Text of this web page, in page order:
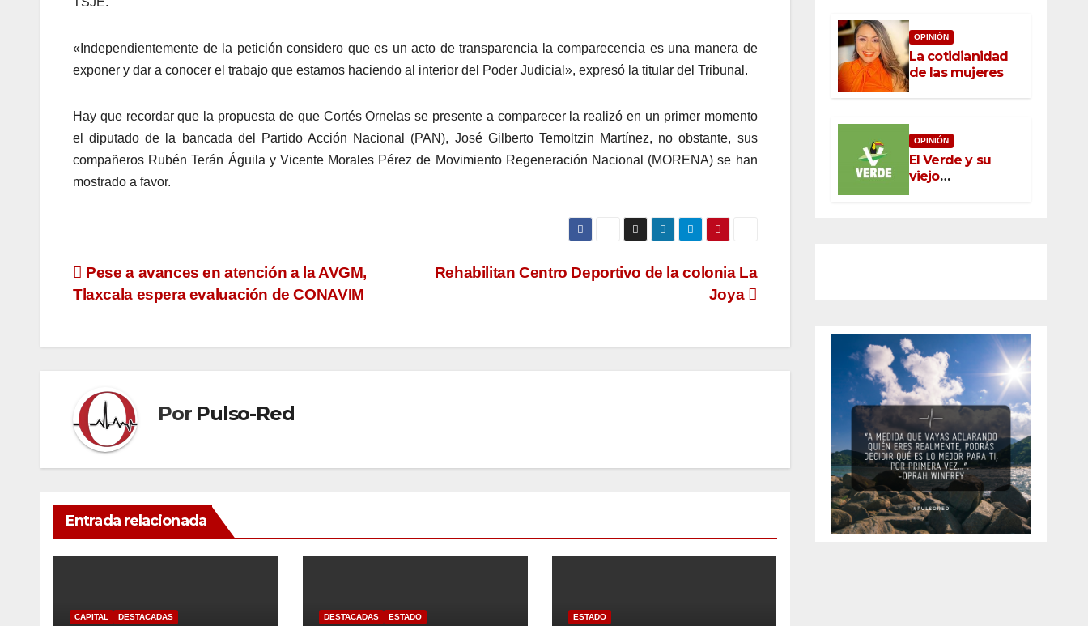
«Independientemente de la petición considero que es un acto de transparencia la comparecencia es una manera de
exponer y dar a conocer el trabajo que estamos haciendo al interior del Poder Judicial», expresó la titular del Tribunal.
Hay que recordar que la propuesta de que Cortés Ornelas se presente a comparecer la realizó en un primer momento
el diputado de la bancada del Partido Acción Nacional (PAN), José Gilberto Temoltzin Martínez, no obstante, sus
compañeros Rubén Terán Águila y Vicente Morales Pérez de Movimiento Regeneración Nacional (MORENA) se han
mostrado a favor.
Navegación
entradas
Rehabilitan Centro Deportivo de la colonia La
Joya
Pese a avances en atención a la AVGM,
Tlaxcala espera evaluación de CONAVIM
Por Pulso-Red
Entrada relacionada
CAPITAL DESTACADAS DESTACADAS ESTADO ESTADO
México
OPINIÓN
La cotidianidad
de las mujeres
OPINIÓN
El Verde y su
viejo
oportunismo